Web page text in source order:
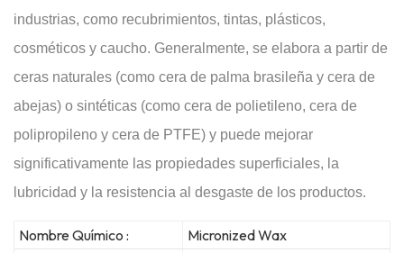
industrias, como recubrimientos, tintas, plásticos,
cosméticos y caucho. Generalmente, se elabora a partir de
ceras naturales (como cera de palma brasileña y cera de
abejas) o sintéticas (como cera de polietileno, cera de
polipropileno y cera de PTFE) y puede mejorar
significativamente las propiedades superficiales, la
lubricidad y la resistencia al desgaste de los productos.
Nombre Químico :
Micronized Wax